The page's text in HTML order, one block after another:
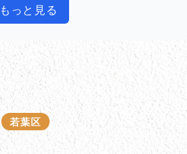
っと見る
若葉区